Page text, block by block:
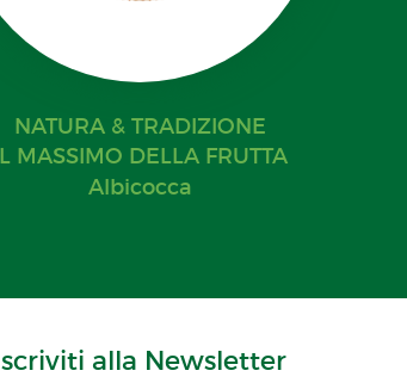
NATURA & TRADIZIONE
MASSIMO DELLA FRUTTA
Albicocca
alla Newsletter